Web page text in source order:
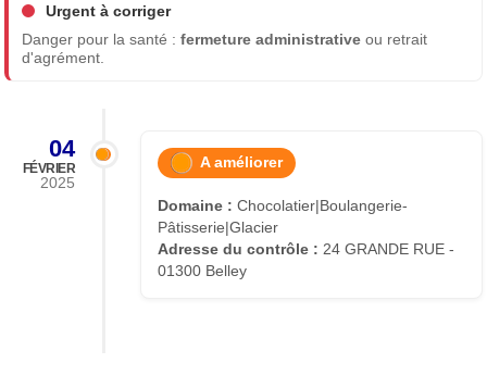
Urgent à corriger
Danger pour la santé :fermeture administrative ou retrait
d'agrément.
04
FÉVRIER
2025
A améliorer
Domaine : Chocolatier|Boulangerie-
Pâtisserie|Glacier
Adresse du contrôle : 24 GRANDE RUE -
01300 Belley